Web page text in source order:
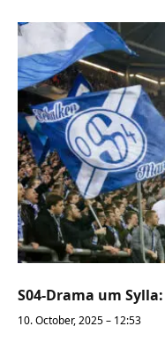
S04-Drama um
10. October, 2025 – 12:53